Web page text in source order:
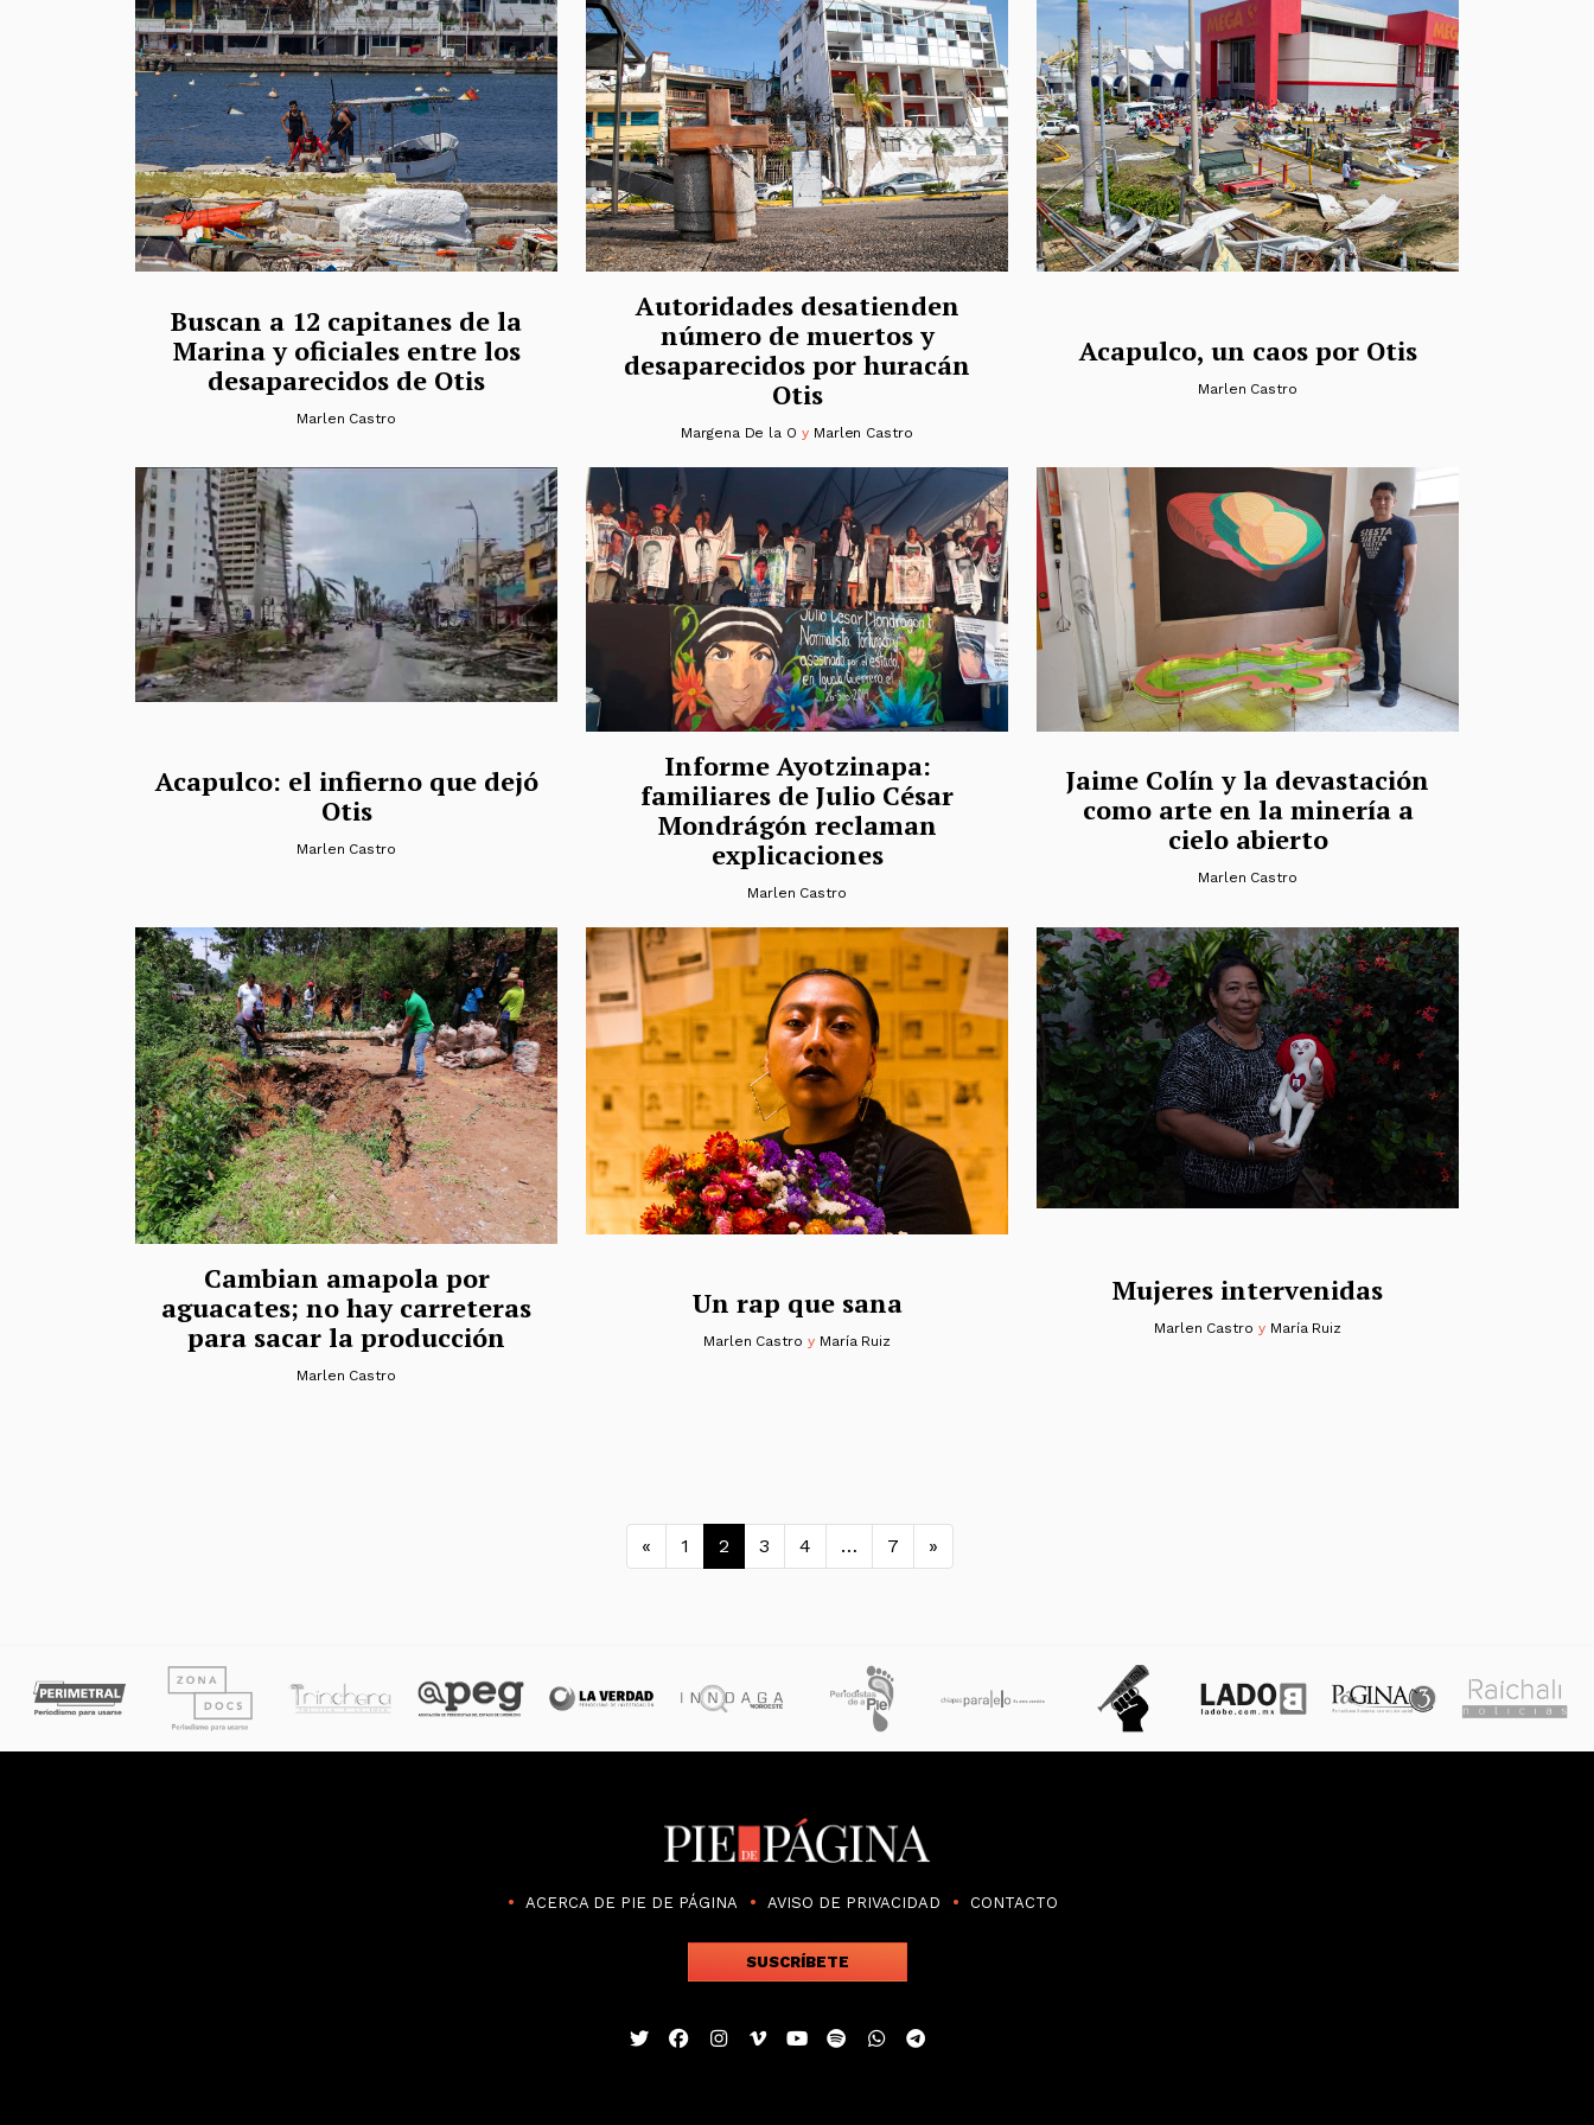
Buscan a 12 capitanes de la
Marina y oficiales entre los
desaparecidos de Otis
Marlen Castro
Autoridades desatienden
número de muertos y
desaparecidos por huracán
Otis
Margena De la O y Marlen Castro
Acapulco, un caos por Otis
Marlen Castro
Acapulco: el infierno que dejó
Otis
Marlen Castro
Informe Ayotzinapa:
familiares de Julio César
Mondrágón reclaman
explicaciones
Marlen Castro
Jaime Colín y la devastación
como arte en la minería a
cielo abierto
Marlen Castro
Cambian amapola por
aguacates; no hay carreteras
para sacar la producción
Marlen Castro
Un rap que sana
Marlen Castro y María Ruiz
Mujeres intervenidas
Marlen Castro y María Ruiz
Navegación de entradas
« 1 2 3 4 … 7 »
ACERCA DE PIE DE PÁGINA AVISO DE PRIVACIDAD CONTACTO
SUSCRÍBETE